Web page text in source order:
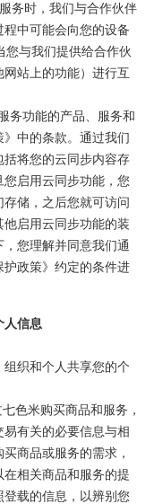
务时，我们与合作伙伴
中可能会向您的设备
您与我们提供给合作伙
站上的功能）进行互
务功能的产品、服务和
中的条款。通过我们
将您的云同步内容存
启用云同步功能，您
储，之后您就可访问
启用云同步功能的装
您理解并同意我们通
政策》约定的条件进
人信息
织和个人共享您的个
色米购买商品和服务，
有关的必要信息与相
商品或服务的需求，
相关商品和服务的提
载的信息，以辨别您